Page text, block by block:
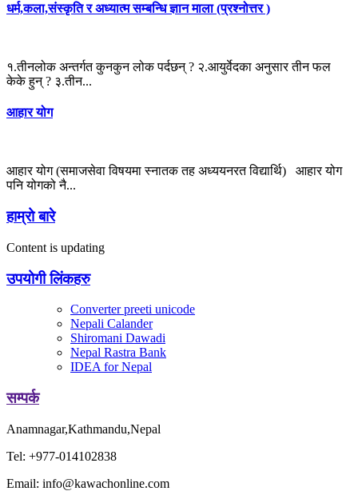
धर्म,कला,संस्कृति र अध्यात्म सम्बन्धि ज्ञान माला (प्रश्नोत्तर )
१.तीनलोक अन्तर्गत कुनकुन लोक पर्दछन् ? २.आयुर्वेदका अनुसार तीन फल
केके हुन् ? ३.तीन...
आहार योग
आहार योग (समाजसेवा विषयमा स्नातक तह अध्ययनरत विद्यार्थि) आहार योग
पनि योगको नै...
हाम्रो बारे
Content is updating
उपयोगी लिंकहरु
Converter preeti unicode
Nepali Calander
Shiromani Dawadi
Nepal Rastra Bank
IDEA for Nepal
सम्पर्क
Anamnagar,Kathmandu,Nepal
Tel: +977-014102838
Email: info@kawachonline.com